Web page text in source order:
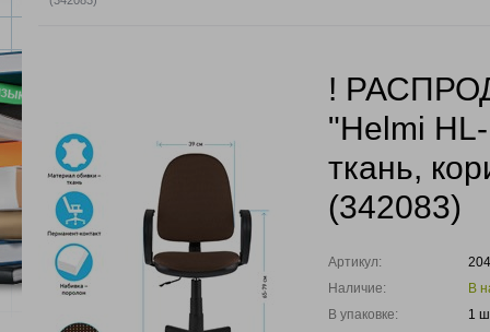
!
"Helmi
ткань,
(342083)
Артикул:
Наличие:
В
В упаковке:
1